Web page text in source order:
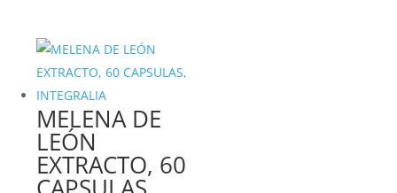
era:
21,79€.
es:
20,99€.
MELENA DE
LEÓN
EXTRACTO, 60